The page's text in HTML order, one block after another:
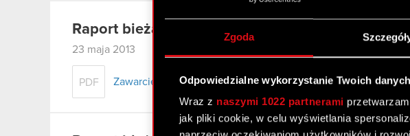
Zgoda
Odpowiedzialne wykorzystanie Twoich danych
Wraz z naszymi 1022 partnerami
jak pliki cookie, w celu wyświetlania
Raport bieżący nr 15/2013
23 maja 2013
PDF Zawarcie umowy o kredyt odnawialny z BRE Bank S.A.